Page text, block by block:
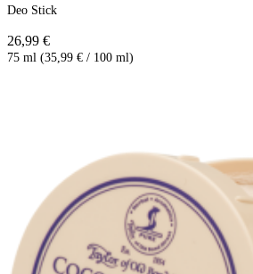
Deo Stick
26,99 €
75 ml (35,99 € / 100 ml)